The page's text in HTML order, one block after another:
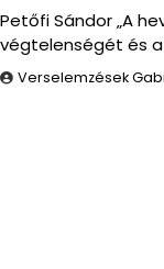
Petőfi Sándor „A
végtelenségét és
Verselemzések Gabi